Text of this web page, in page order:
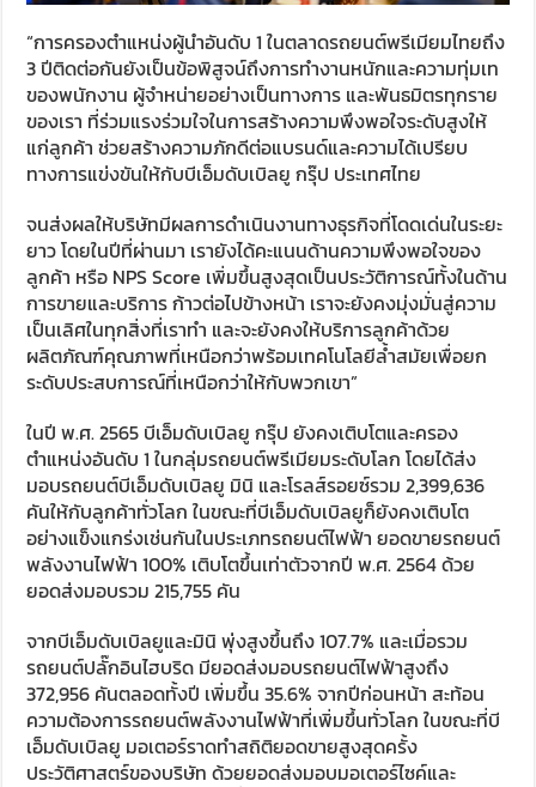
“การครองตำแหน่งผู้นำอันดับ 1 ในตลาดรถยนต์พรีเมียมไทยถึง
3 ปีติดต่อกันยังเป็นข้อพิสูจน์ถึงการทำงานหนักและความทุ่มเท
ของพนักงาน ผู้จำหน่ายอย่างเป็นทางการ และพันธมิตรทุกราย
ของเรา ที่ร่วมแรงร่วมใจในการสร้างความพึงพอใจระดับสูงให้
แก่ลูกค้า ช่วยสร้างความภักดีต่อแบรนด์และความได้เปรียบ
ทางการแข่งขันให้กับบีเอ็มดับเบิลยู กรุ๊ป ประเทศไทย
จนส่งผลให้บริษัทมีผลการดำเนินงานทางธุรกิจที่โดดเด่นในระยะ
ยาว โดยในปีที่ผ่านมา เรายังได้คะแนนด้านความพึงพอใจของ
ลูกค้า หรือ NPS Score เพิ่มขึ้นสูงสุดเป็นประวัติการณ์ทั้งในด้าน
การขายและบริการ ก้าวต่อไปข้างหน้า เราจะยังคงมุ่งมั่นสู่ความ
เป็นเลิศในทุกสิ่งที่เราทำ และจะยังคงให้บริการลูกค้าด้วย
ผลิตภัณฑ์คุณภาพที่เหนือกว่าพร้อมเทคโนโลยีล้ำสมัยเพื่อยก
ระดับประสบการณ์ที่เหนือกว่าให้กับพวกเขา”
ในปี พ.ศ. 2565 บีเอ็มดับเบิลยู กรุ๊ป ยังคงเติบโตและครอง
ตำแหน่งอันดับ 1 ในกลุ่มรถยนต์พรีเมียมระดับโลก โดยได้ส่ง
มอบรถยนต์บีเอ็มดับเบิลยู มินิ และโรลส์รอยซ์รวม 2,399,636
คันให้กับลูกค้าทั่วโลก ในขณะที่บีเอ็มดับเบิลยูก็ยังคงเติบโต
อย่างแข็งแกร่งเช่นกันในประเภทรถยนต์ไฟฟ้า ยอดขายรถยนต์
พลังงานไฟฟ้า 100% เติบโตขึ้นเท่าตัวจากปี พ.ศ. 2564 ด้วย
ยอดส่งมอบรวม 215,755 คัน
จากบีเอ็มดับเบิลยูและมินิ พุ่งสูงขึ้นถึง 107.7% และเมื่อรวม
รถยนต์ปลั๊กอินไฮบริด มียอดส่งมอบรถยนต์ไฟฟ้าสูงถึง
372,956 คันตลอดทั้งปี เพิ่มขึ้น 35.6% จากปีก่อนหน้า สะท้อน
ความต้องการรถยนต์พลังงานไฟฟ้าที่เพิ่มขึ้นทั่วโลก ในขณะที่บี
เอ็มดับเบิลยู มอเตอร์ราดทำสถิติยอดขายสูงสุดครั้ง
ประวัติศาสตร์ของบริษัท ด้วยยอดส่งมอบมอเตอร์ไซค์และ